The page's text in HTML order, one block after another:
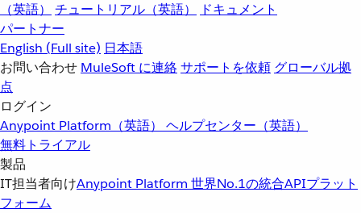
（英語）
チュートリアル（英語）
ドキュメント
パートナー
English (Full site) 日本語
お問い合わせ MuleSoft に連絡サポートを依頼 グローバル拠
点
ログイン
Anypoint Platform（英語） ヘルプセンター（英語）
無料トライアル
製品
IT担当者向けAnypoint Platform 世界No.1の統合APIプラット
フォーム